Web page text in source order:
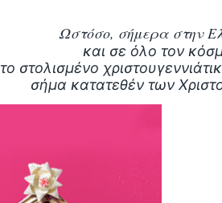
Ωστόσο, σήμερα στην
και σε όλο τον
το στολισμένο
σήμα κατατεθέν των